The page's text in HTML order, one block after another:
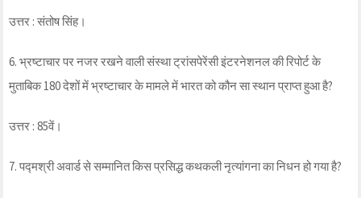
उत्तर : संतोष सिंह।
6. भ्रष्टाचार पर नजर रखने वाली संस्था ट्रांसपेरेंसी इंटरनेशनल की रिपोर्ट के
मुताबिक 180 देशों में भ्रष्टाचार के मामले में भारत को कौन सा स्थान प्राप्त हुआ है?
उत्तर : 85वें।
7. पद्मश्री अवार्ड से सम्मानित किस प्रसिद्ध कथकली नृत्यांगना का निधन हो गया है?